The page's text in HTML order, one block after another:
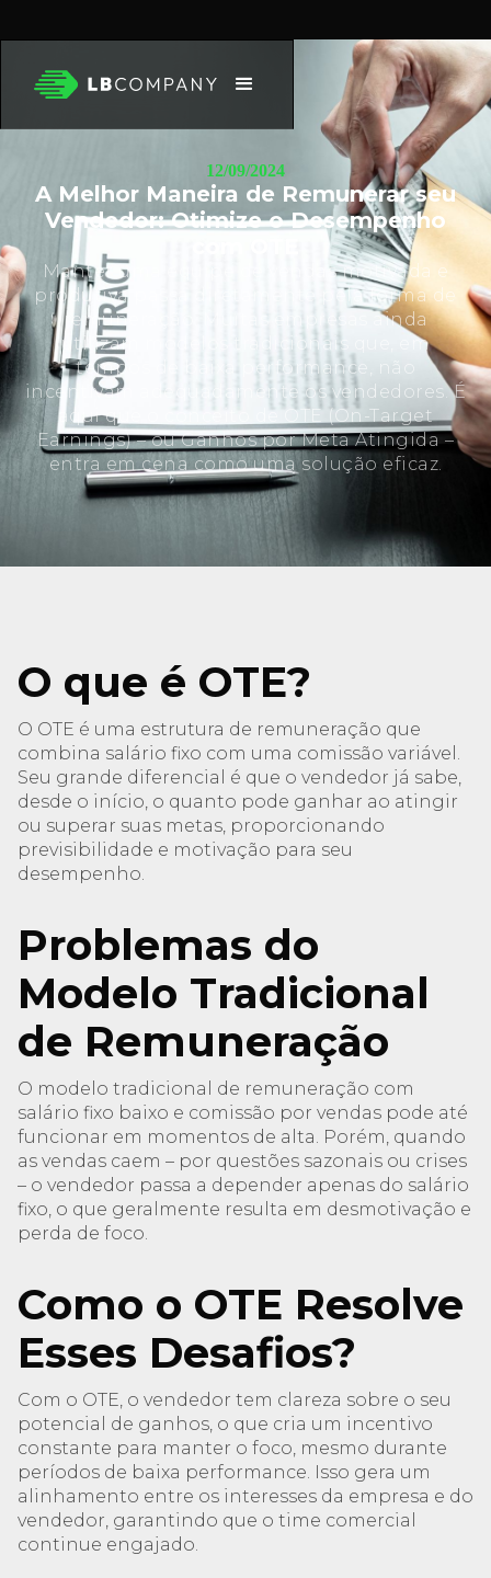
12/09/2024
A Melhor Maneira de Remunerar seu
Vendedor: Otimize o Desempenho
Manter uma equipe de vendas motivada e
produtiva passa diretamente pela forma de
remuneração. Muitas empresas ainda
utilizam modelos tradicionais que, em
tempos de baixa performance, não
incentivam adequadamente os vendedores. É
aqui que o conceito de OTE (On-Target
Earnings) – ou Ganhos por Meta Atingida –
entra em cena como uma solução eficaz.
O que é OTE?
O OTE é uma estrutura de remuneração que
combina salário fixo com uma comissão variável.
Seu grande diferencial é que o vendedor já sabe,
desde o início, o quanto pode ganhar ao atingir
ou superar suas metas, proporcionando
previsibilidade e motivação para seu
desempenho.
Problemas do
Modelo Tradicional
de Remuneração
O modelo tradicional de remuneração com
salário fixo baixo e comissão por vendas pode até
funcionar em momentos de alta. Porém, quando
as vendas caem – por questões sazonais ou crises
– o vendedor passa a depender apenas do salário
fixo, o que geralmente resulta em desmotivação e
perda de foco.
Como o OTE Resolve
Esses Desafios?
Com o OTE, o vendedor tem clareza sobre o seu
potencial de ganhos, o que cria um incentivo
constante para manter o foco, mesmo durante
períodos de baixa performance. Isso gera um
alinhamento entre os interesses da empresa e do
vendedor, garantindo que o time comercial
continue engajado.